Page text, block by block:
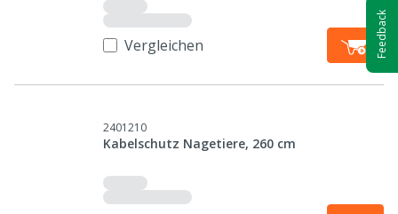
Vergleichen
2401210
Kabelschutz Nagetiere, 260 cm
Feedback